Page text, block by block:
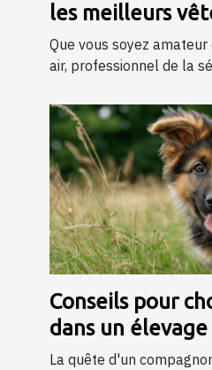
les meilleurs
tactiques
Que vous soyez amateur
air, professionnel de la
Conseils pour
dans un
bergers
La quête d'un